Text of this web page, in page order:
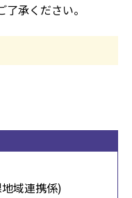
承ください。
域連携係)